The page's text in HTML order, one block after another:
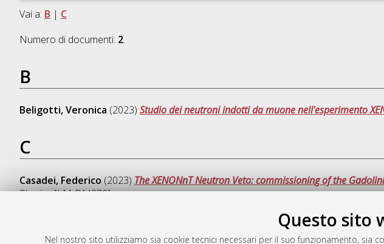
Questo sito
Nel nostro sito utilizziamo sia cookie tecnici necessari per il suo funzionamento,
Vai a: B | C
Numero di documenti: 2.
B
Beligotti, Veronica (2023) Studio dei neutroni indotti da muone nell'esperimento
C
Casadei, Federico (2023) The XENONnT Neutron Veto: commissioning of the
Physics [LM-DM270]